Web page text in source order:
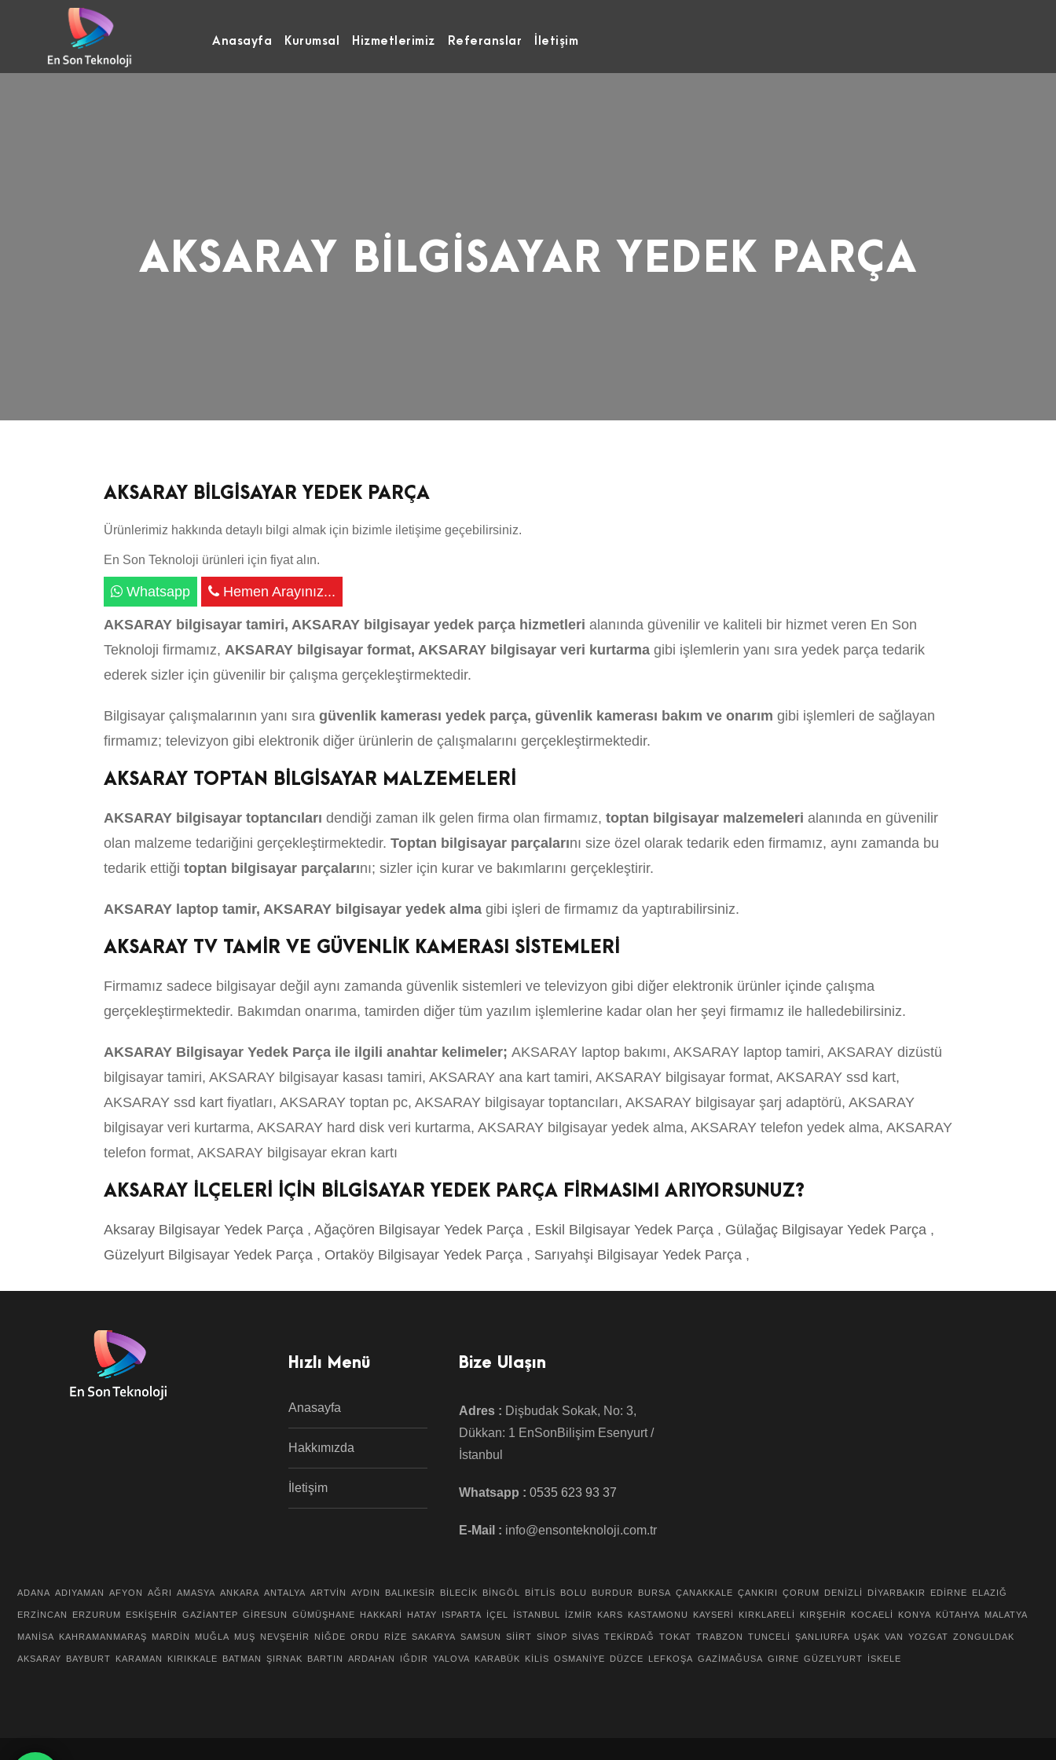
Anasayfa Kurumsal Hizmetlerimiz Referanslar İletişim
AKSARAY BİLGİSAYAR YEDEK PARÇA
AKSARAY BİLGİSAYAR YEDEK PARÇA
Ürünlerimiz hakkında detaylı bilgi almak için bizimle iletişime geçebilirsiniz.
En Son Teknoloji ürünleri için fiyat alın.
Whatsapp Hemen Arayınız...
AKSARAY bilgisayar tamiri, AKSARAY bilgisayar yedek parça hizmetleri alanında güvenilir ve kaliteli bir hizmet veren En Son
Teknoloji firmamız, AKSARAY bilgisayar format, AKSARAY bilgisayar veri kurtarma gibi işlemlerin yanı sıra yedek parça tedarik
ederek sizler için güvenilir bir çalışma gerçekleştirmektedir.
Bilgisayar çalışmalarının yanı sıra güvenlik kamerası yedek parça, güvenlik kamerası bakım ve onarım gibi işlemleri de sağlayan
firmamız; televizyon gibi elektronik diğer ürünlerin de çalışmalarını gerçekleştirmektedir.
AKSARAY TOPTAN BİLGİSAYAR MALZEMELERİ
AKSARAY bilgisayar toptancıları dendiği zaman ilk gelen firma olan firmamız, toptan bilgisayar malzemeleri alanında en güvenilir
olan malzeme tedariğini gerçekleştirmektedir. Toptan bilgisayar parçalarını size özel olarak tedarik eden firmamız, aynı zamanda bu
tedarik ettiği toptan bilgisayar parçalarını; sizler için kurar ve bakımlarını gerçekleştirir.
AKSARAY laptop tamir, AKSARAY bilgisayar yedek alma gibi işleri de firmamız da yaptırabilirsiniz.
AKSARAY TV TAMİR VE GÜVENLİK KAMERASI SİSTEMLERİ
Firmamız sadece bilgisayar değil aynı zamanda güvenlik sistemleri ve televizyon gibi diğer elektronik ürünler içinde çalışma
gerçekleştirmektedir. Bakımdan onarıma, tamirden diğer tüm yazılım işlemlerine kadar olan her şeyi firmamız ile halledebilirsiniz.
AKSARAY Bilgisayar Yedek Parça ile ilgili anahtar kelimeler; AKSARAY laptop bakımı, AKSARAY laptop tamiri, AKSARAY dizüstü
bilgisayar tamiri, AKSARAY bilgisayar kasası tamiri, AKSARAY ana kart tamiri, AKSARAY bilgisayar format, AKSARAY ssd kart,
AKSARAY ssd kart fiyatları, AKSARAY toptan pc, AKSARAY bilgisayar toptancıları, AKSARAY bilgisayar şarj adaptörü, AKSARAY
bilgisayar veri kurtarma, AKSARAY hard disk veri kurtarma, AKSARAY bilgisayar yedek alma, AKSARAY telefon yedek alma, AKSARAY
telefon format, AKSARAY bilgisayar ekran kartı
AKSARAY İLÇELERİ İÇİN BİLGİSAYAR YEDEK PARÇA FİRMASIMI ARIYORSUNUZ?
Aksaray Bilgisayar Yedek Parça , Ağaçören Bilgisayar Yedek Parça , Eskil Bilgisayar Yedek Parça , Gülağaç Bilgisayar Yedek Parça ,
Güzelyurt Bilgisayar Yedek Parça , Ortaköy Bilgisayar Yedek Parça , Sarıyahşi Bilgisayar Yedek Parça ,
Hızlı Menü
Anasayfa
Hakkımızda
İletişim
Bize Ulaşın
Adres : Dişbudak Sokak, No: 3,
Dükkan: 1 EnSonBilişim Esenyurt /
İstanbul
Whatsapp : 0535 623 93 37
E-Mail : info@ensonteknoloji.com.tr
ADANA ADIYAMAN AFYON AĞRI AMASYA ANKARA ANTALYA ARTVİN AYDIN BALIKESİR BİLECİK BİNGÖL BİTLİS BOLU BURDUR BURSA ÇANAKKALE ÇANKIRI ÇORUM DENİZLİ DİYARBAKIR EDİRNE ELAZIĞ
ERZİNCAN ERZURUM ESKİŞEHİR GAZİANTEP GİRESUN GÜMÜŞHANE HAKKARİ HATAY ISPARTA İÇEL İSTANBUL İZMİR KARS KASTAMONU KAYSERİ KIRKLARELİ KIRŞEHİR KOCAELİ KONYA KÜTAHYA MALATYA
MANİSA KAHRAMANMARAŞ MARDİN MUĞLA MUŞ NEVŞEHİR NİĞDE ORDU RİZE SAKARYA SAMSUN SİİRT SİNOP SİVAS TEKİRDAĞ TOKAT TRABZON TUNCELİ ŞANLIURFA UŞAK VAN YOZGAT ZONGULDAK
AKSARAY BAYBURT KARAMAN KIRIKKALE BATMAN ŞIRNAK BARTIN ARDAHAN IĞDIR YALOVA KARABÜK KİLİS OSMANİYE DÜZCE LEFKOŞA GAZİMAĞUSA GIRNE GÜZELYURT İSKELE